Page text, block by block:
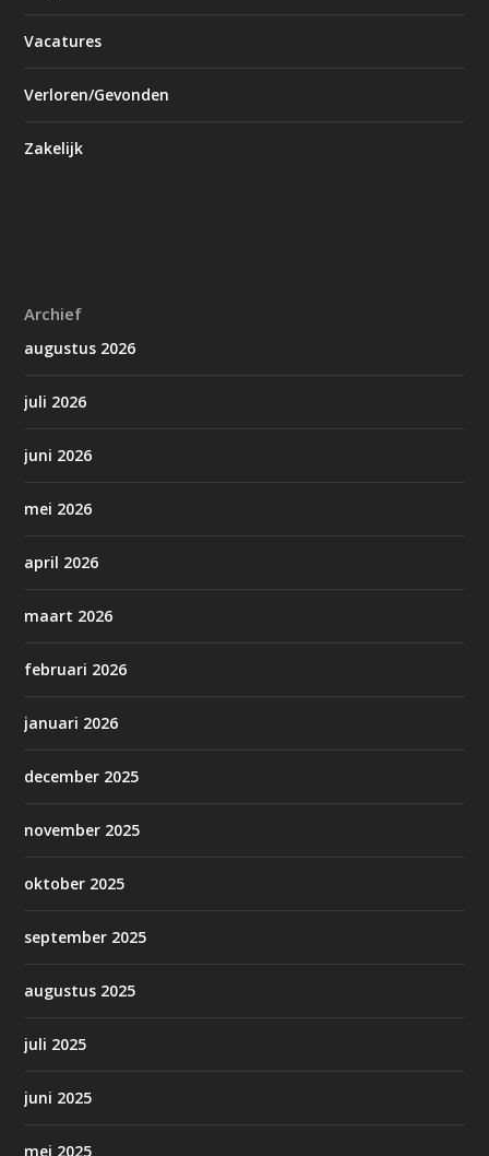
Vacatures
Verloren/Gevonden
Zakelijk
Archief
augustus 2026
juli 2026
juni 2026
mei 2026
april 2026
maart 2026
februari 2026
januari 2026
december 2025
november 2025
oktober 2025
september 2025
augustus 2025
juli 2025
juni 2025
mei 2025